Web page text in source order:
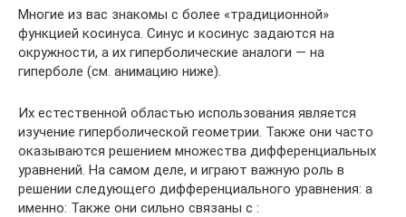
Многие из вас знакомы с более «традиционной»
функцией косинуса. Синус и косинус задаются на
окружности, а их гиперболические аналоги — на
гиперболе (см. анимацию ниже).
Их естественной областью использования является
изучение гиперболической геометрии. Также они часто
оказываются решением множества дифференциальных
уравнений. На самом деле, и играют важную роль в
решении следующего дифференциального уравнения: а
именно: Также они сильно связаны с :